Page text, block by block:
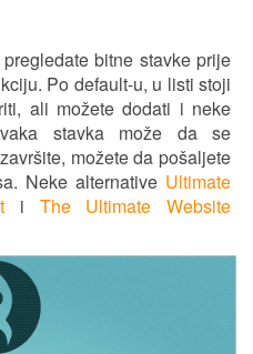
bitne stavke prije
Po default-u, u listi stoji
ali možete dodati i neke
stavka može da se
možete da pošaljete
Neke alternative Ultimate
i The Ultimate Website